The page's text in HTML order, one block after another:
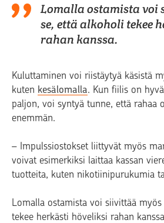
Lomalla ostamista voi
se, että alkoholi tekee
rahan kanssa.
Kuluttaminen voi riistäytyä käsistä
kuten kesälomalla. Kun fiilis on
paljon, voi syntyä tunne, että rahaa
enemmän.
– Impulssiostokset liittyvät myös
voivat esimerkiksi laittaa kassan
tuotteita, kuten nikotiinipurukumia
Lomalla ostamista voi siivittää
tekee herkästi höveliksi rahan